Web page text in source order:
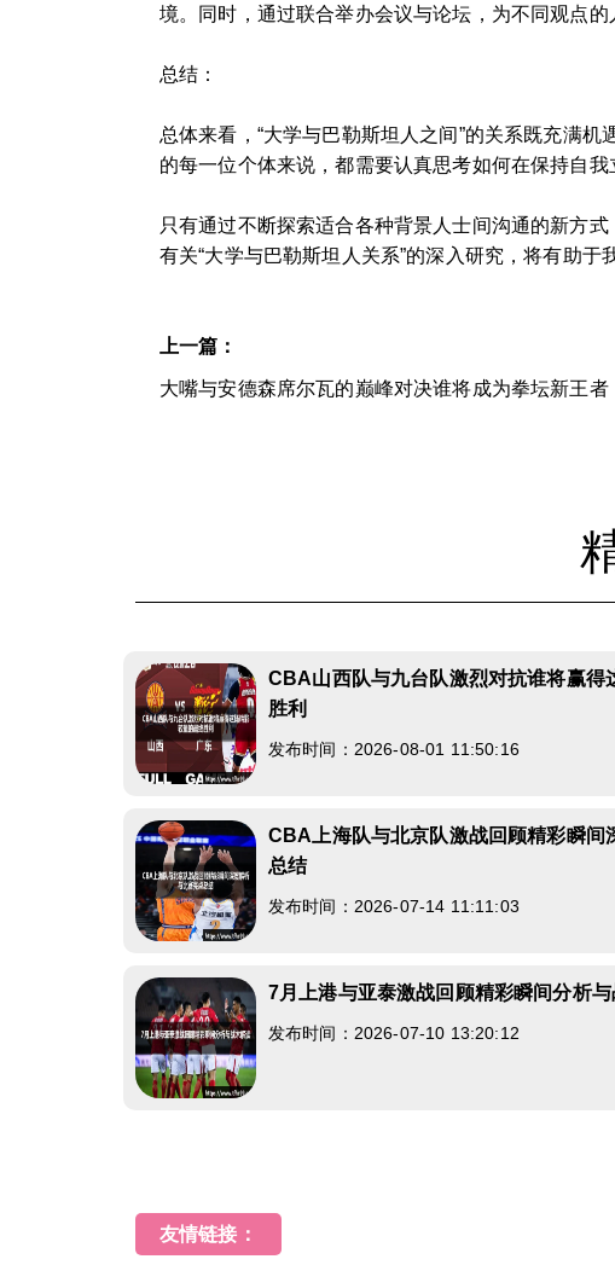
境。同时，通过联合举办会议与论坛，为不同观点
总结：
总体来看，“大学与巴勒斯坦人之间”的关系既充满
的每一位个体来说，都需要认真思考如何在保持自
只有通过不断探索适合各种背景人士间沟通的新方
有关“大学与巴勒斯坦人关系”的深入研究，将有助
上一篇：
大嘴与安德森席尔瓦的巅峰对决谁将成为拳坛新王者
CBA山西队与九台队激烈对抗谁将赢得
胜利
发布时间：2026-08-01 11:50:16
CBA上海队与北京队激战回顾精彩瞬间
总结
发布时间：2026-07-14 11:11:03
7月上港与亚泰激战回顾精彩瞬间分析
发布时间：2026-07-10 13:20:12
友情链接：